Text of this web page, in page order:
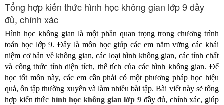
Tổng hợp kiến thức hình học không gian lớp 9 đầy
đủ, chính xác
Hình học không gian là một phần quan trọng trong chương trình
toán học lớp 9. Đây là môn học giúp các em nắm vững các khái
niệm cơ bản về không gian, các loại hình không gian, các tính chất
và công thức tính diện tích, thể tích của các hình không gian. Để
học tốt môn này, các em cần phải có một phương pháp học hiệu
quả, ôn tập thường xuyên và làm nhiều bài tập. Bài viết này sẽ tổng
hợp kiến thức hình học không gian lớp 9đầy đủ, chính xác, giúp